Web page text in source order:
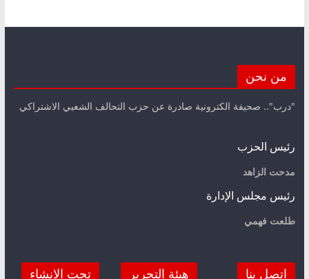
من نحن
"درب".. صحيفة الكترونية صادرة عن حزب التحالف الشعبي الاشتراكي
رئيس الحزب
مدحت الزاهد
رئيس مجلس الإدارة
طلعت فهمي
اتصل بنا هيئة التحرير تحت الانشاء